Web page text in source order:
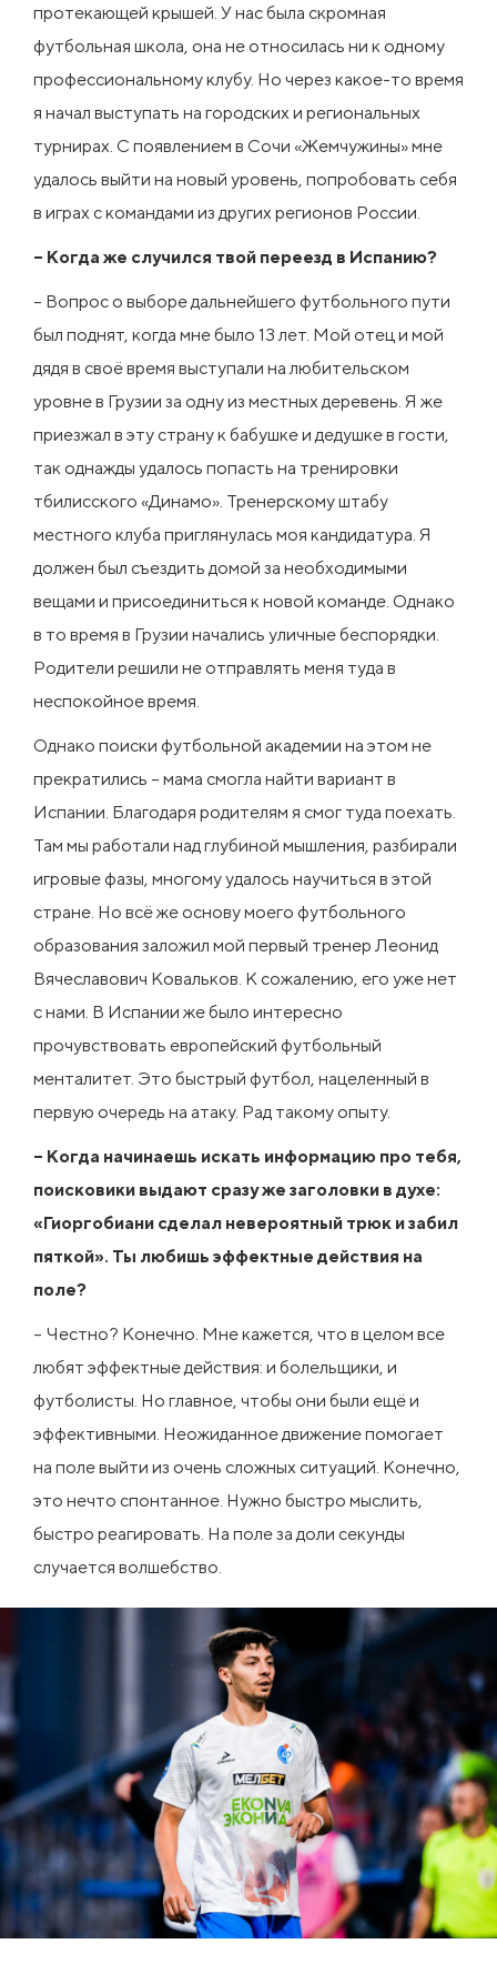
протекающей крышей. У нас была скромная
футбольная школа, она не относилась ни к одному
профессиональному клубу. Но через какое-то время
я начал выступать на городских и региональных
турнирах. С появлением в Сочи «Жемчужины» мне
удалось выйти на новый уровень, попробовать себя
в играх с командами из других регионов России.
– Когда же случился твой переезд в Испанию?
– Вопрос о выборе дальнейшего футбольного пути
был поднят, когда мне было 13 лет. Мой отец и мой
дядя в своё время выступали на любительском
уровне в Грузии за одну из местных деревень. Я же
приезжал в эту страну к бабушке и дедушке в гости,
так однажды удалось попасть на тренировки
тбилисского «Динамо». Тренерскому штабу
местного клуба приглянулась моя кандидатура. Я
должен был съездить домой за необходимыми
вещами и присоединиться к новой команде. Однако
в то время в Грузии начались уличные беспорядки.
Родители решили не отправлять меня туда в
неспокойное время.
Однако поиски футбольной академии на этом не
прекратились – мама смогла найти вариант в
Испании. Благодаря родителям я смог туда поехать.
Там мы работали над глубиной мышления, разбирали
игровые фазы, многому удалось научиться в этой
стране. Но всё же основу моего футбольного
образования заложил мой первый тренер Леонид
Вячеславович Ковальков. К сожалению, его уже нет
с нами. В Испании же было интересно
прочувствовать европейский футбольный
менталитет. Это быстрый футбол, нацеленный в
первую очередь на атаку. Рад такому опыту.
– Когда начинаешь искать информацию про тебя,
поисковики выдают сразу же заголовки в духе:
«Гиоргобиани сделал невероятный трюк и забил
пяткой». Ты любишь эффектные действия на
поле?
– Честно? Конечно. Мне кажется, что в целом все
любят эффектные действия: и болельщики, и
футболисты. Но главное, чтобы они были ещё и
эффективными. Неожиданное движение помогает
на поле выйти из очень сложных ситуаций. Конечно,
это нечто спонтанное. Нужно быстро мыслить,
быстро реагировать. На поле за доли секунды
случается волшебство.